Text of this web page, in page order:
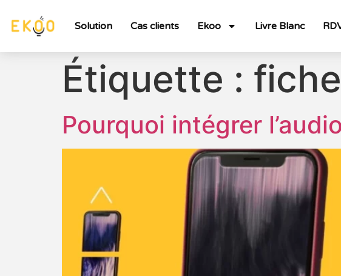
Solution Cas clients Ekoo Livre Blanc
Étiquette :
Pourquoi intégrer